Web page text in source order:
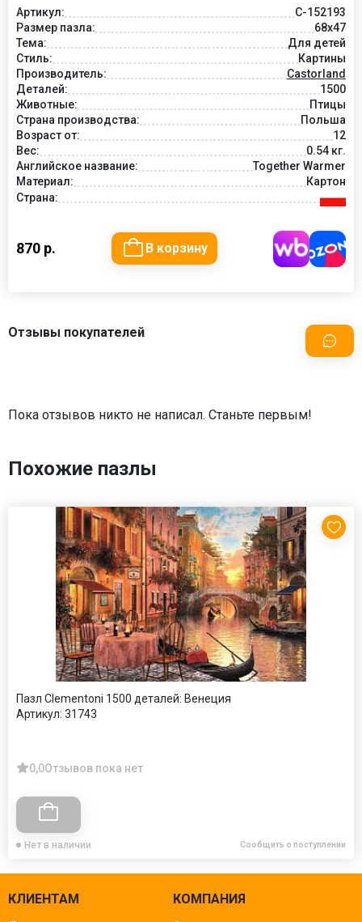
Артикул:
C-152193
Размер пазла:
68x47
Тема:
Для детей
Стиль:
Картины
Производитель:
Castorland
Деталей:
1500
Животные:
Птицы
Страна производства:
Польша
Возраст от:
12
Вес:
0.54 кг.
Английское название:
Together Warmer
Материал:
Картон
Страна:
870 р. В корзину
Отзывы покупателей
Пока отзывов никто не написал. Станьте первым!
Похожие пазлы
Пазл Clementoni 1500 деталей: Венеция
Артикул: 31743
0,0Отзывов пока нет
Нет в наличии Сообщить о поступлении
КЛИЕНТАМ КОМПАНИЯ